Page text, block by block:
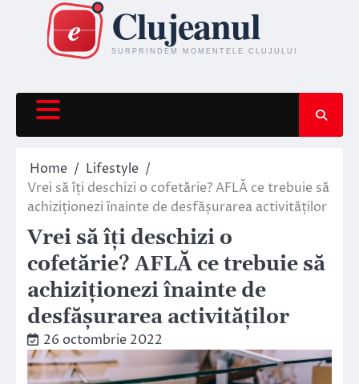
content
Home
Lifestyle
Vrei să îți deschizi o cofetărie? AFLĂ ce trebuie să
achiziționezi înainte de desfășurarea activităților
Vrei să îți deschizi o
cofetărie? AFLĂ ce trebuie să
achiziționezi înainte de
desfășurarea activităților
26 octombrie 2022